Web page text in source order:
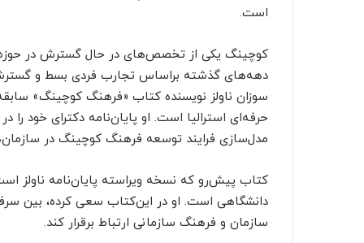
است.
کوچینگ یکی از تخصص‌های در حال گسترش در
دهه‌های گذشته براساس تجارب فردی بسط و گسترش
سوزان ناولز نویسنده کتاب «فرهنگ کوچینگ»
حرفه‌ای استرالیا است. او پایان‌نامه دکترای خود
مدل‌سازی فرایند توسعه فرهنگ کوچینگ در
کتاب پیش‌رو که نسخه ویراسته پایان‌نامه ناولز
دانشگاهی است. او در این‌کتاب سعی کرده، بین
سازمان و فرهنگ سازمانی ارتباط برقرار کند.